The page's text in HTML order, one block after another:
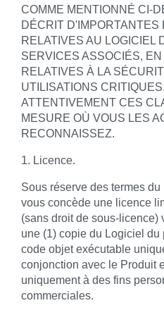
COMME MENTIONNÉ CI-
DÉCRIT D'IMPORTANTES
RELATIVES AU LOGICIEL
SERVICES ASSOCIÉS,
RELATIVES À LA
UTILISATIONS
ATTENTIVEMENT CES
MESURE OÙ VOUS LES
RECONNAISSEZ.
1. Licence.
Sous réserve des termes
vous concède une licence
(sans droit de sous-licence)
une (1) copie du Logiciel du
code objet exécutable
conjonction avec le Produit
uniquement à des fins
commerciales.